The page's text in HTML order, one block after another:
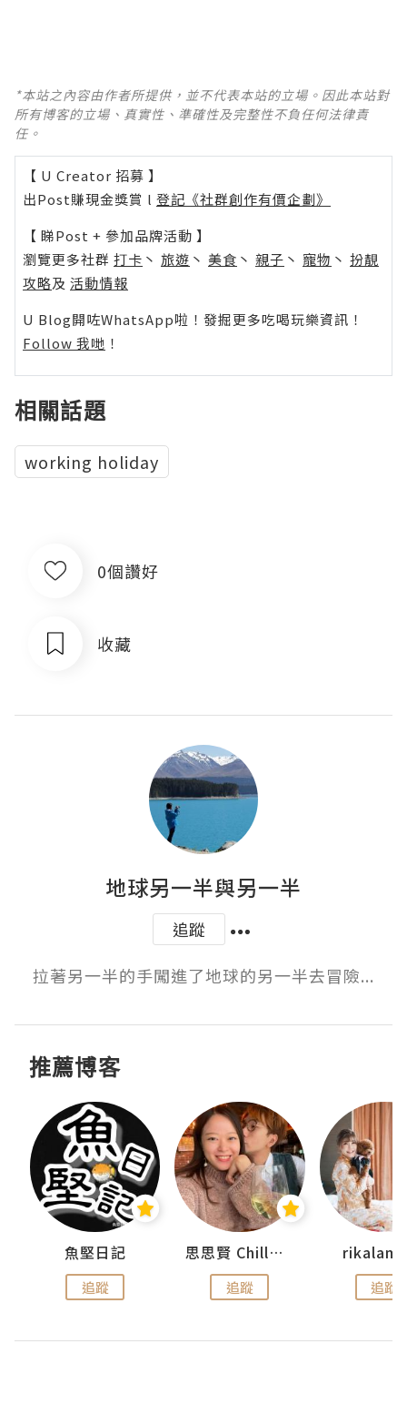
*本站之內容由作者所提供，並不代表本站的立場。因此本站對
所有博客的立場、真實性、準確性及完整性不負任何法律責
任。
【 U Creator 招募 】
出Post賺現金獎賞 l 登記《社群創作有價企劃》
【 睇Post + 參加品牌活動 】
瀏覽更多社群 打卡 丶 旅遊 丶 美食 丶 親子 丶 寵物 丶 扮靚
攻略及 活動情報
U Blog開咗WhatsApp啦！發掘更多吃喝玩樂資訊！
Follow 我哋 ！
相關話題
working holiday
0個讚好
收藏
地球另一半與另一半
追蹤
拉著另一半的手闖進了地球的另一半去冒險...
推薦博客
魚堅日記
追蹤
思思賢 ChillMyBabe
追蹤 追蹤